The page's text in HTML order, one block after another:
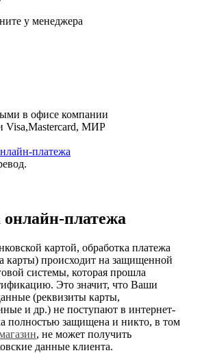
у менеджера
в офисе компании
Visa,Mastercard, МИР
платежа
онлайн-платежа
картой, обработка платежа
карты) происходит на защищенной
системы, которая прошла
Это значит, что Ваши
(реквизиты карты,
и др.) не поступают в интернет-
полностью защищена и никто, в том
, не может получить
данные клиента.